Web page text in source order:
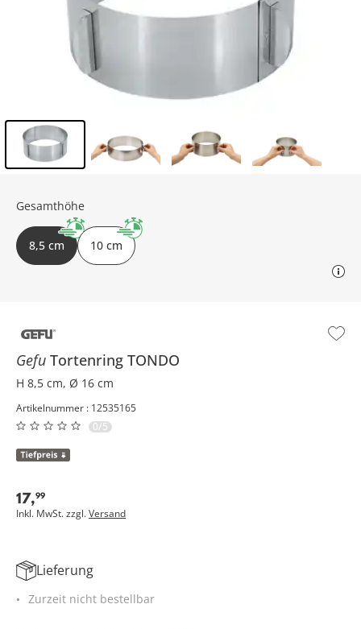
Gefu Tortenring TONDO
H 8,5 cm, Ø 16 cm
Artikelnummer : 12535165
0/5
17,99
Inkl. MwSt. zzgl.Versand
Gesamthöhe
8,5 cm 10 cm
Lieferung
Zurzeit nicht bestellbar